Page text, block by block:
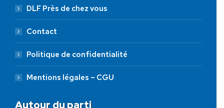
DLF Près de chez vous
Contact
Politique de confidentialité
Mentions légales – CGU
Autour du parti